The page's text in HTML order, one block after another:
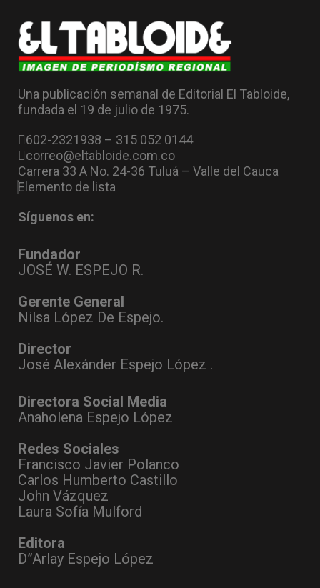
Una publicación semanal de Editorial El Tabloide,
fundada el 19 de julio de 1975.
602-2321938 – 315 052 0144
correo@eltabloide.com.co
Carrera 33 A No. 24-36 Tuluá – Valle del Cauca
Elemento de lista
Síguenos en:
Fundador
JOSÉ W. ESPEJO R.
Gerente General
Nilsa López De Espejo.
Director
José Alexánder Espejo López .
Directora Social Media
Anaholena Espejo López
Redes Sociales
Francisco Javier Polanco
Carlos Humberto Castillo
John Vázquez
Laura Sofía Mulford
Editora
D”Arlay Espejo López